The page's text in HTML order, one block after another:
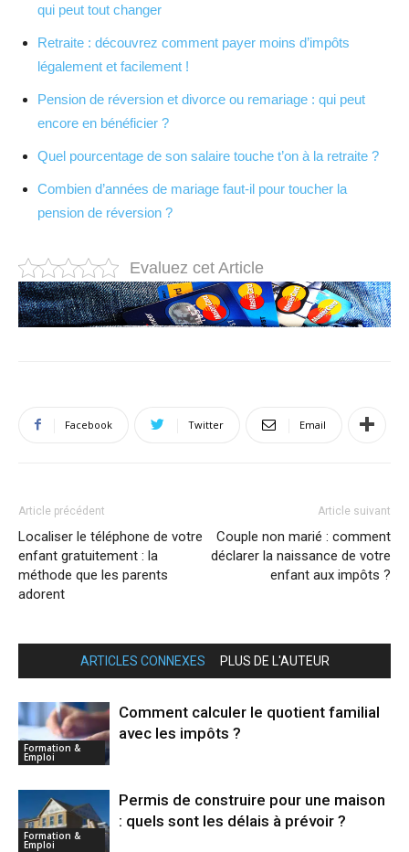
qui peut tout changer
Retraite : découvrez comment payer moins d’impôts
légalement et facilement !
Pension de réversion et divorce ou remariage : qui peut
encore en bénéficier ?
Quel pourcentage de son salaire touche t’on à la retraite ?
Combien d’années de mariage faut-il pour toucher la
pension de réversion ?
Evaluez cet Article
Facebook Twitter Email
Article précédent
Localiser le téléphone de votre
enfant gratuitement : la
méthode que les parents
adorent
Article suivant
Couple non marié : comment
déclarer la naissance de votre
enfant aux impôts ?
ARTICLES CONNEXES PLUS DE L'AUTEUR
Formation &
Emploi
Comment calculer le quotient familial
avec les impôts ?
Formation &
Emploi
Permis de construire pour une maison
: quels sont les délais à prévoir ?